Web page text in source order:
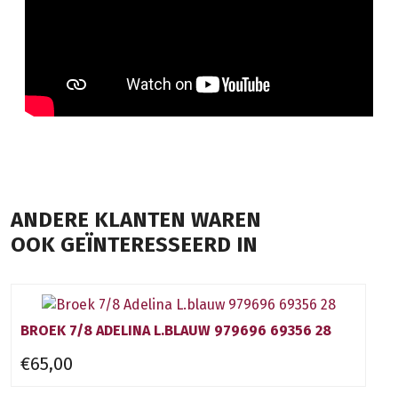
ANDERE KLANTEN WAREN
OOK GEÏNTERESSEERD IN
BROEK 7/8 ADELINA L.BLAUW 979696 69356 28
€65,00